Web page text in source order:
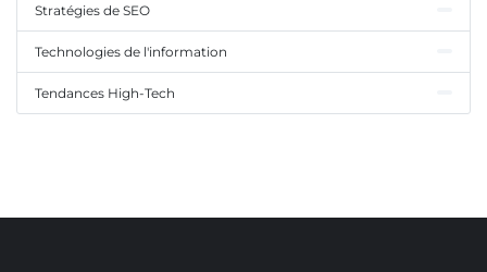
Stratégies de SEO
Technologies de l'information
Tendances High-Tech